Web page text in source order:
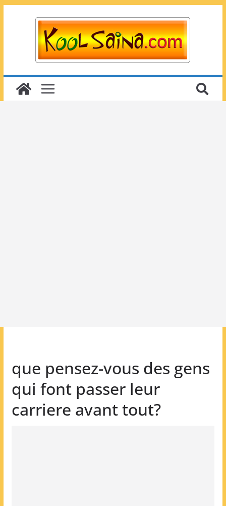
que pensez-vous des gens
qui font passer leur
carriere avant tout?